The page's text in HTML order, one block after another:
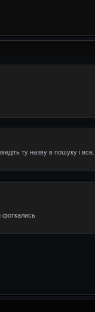
ту назву в пошуку і
фоткались